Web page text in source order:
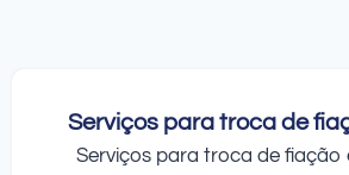
Serviços para troca de
Serviços para troca de fiação